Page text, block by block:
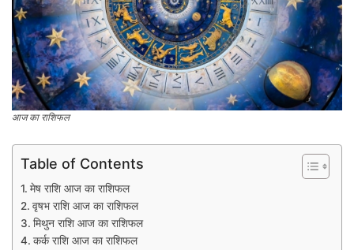
आज का राशिफल
Table of Contents
मेष राशि आज का राशिफल
वृषभ राशि आज का राशिफल
मिथुन राशि आज का राशिफल
कर्क राशि आज का राशिफल